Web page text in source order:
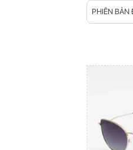
PHIÊN BẢN